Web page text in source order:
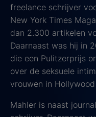
freelance schrijver
New York Times
dan 2.300 artikelen
Daarnaast was hij in
die een Pulitzerprijs
over de seksuele
vrouwen in
Mahler is naast